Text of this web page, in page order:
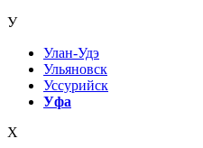
У
Улан-Удэ
Ульяновск
Уссурийск
Уфа
Х